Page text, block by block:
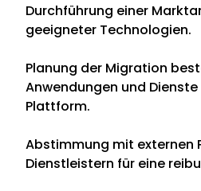
Durchführung einer
geeigneter Technologien.
Planung der Migration
Anwendungen und
Plattform.
Abstimmung mit externen
Dienstleistern für eine